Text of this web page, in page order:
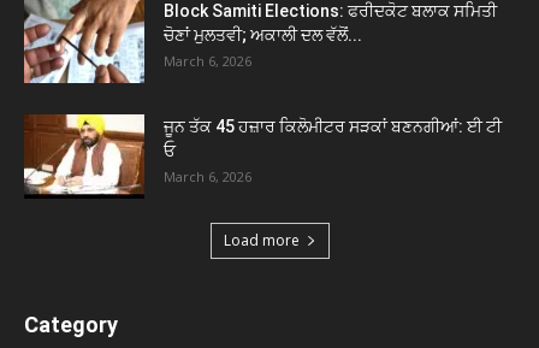
Block Samiti Elections: ਫਰੀਦਕੋਟ ਬਲਾਕ ਸਮਿਤੀ
ਚੋਣਾਂ ਮੁਲਤਵੀ; ਅਕਾਲੀ ਦਲ ਵੱਲੋਂ...
March 6, 2026
ਜੂਨ ਤੱਕ 45 ਹਜ਼ਾਰ ਕਿਲੋਮੀਟਰ ਸੜਕਾਂ ਬਣਨਗੀਆਂ: ਈ ਟੀ
ਓ
March 6, 2026
Load more
Category